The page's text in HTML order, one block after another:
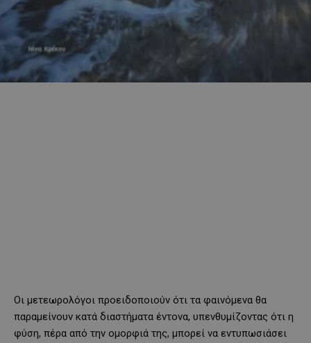
Οι μετεωρολόγοι προειδοποιούν ότι τα φαινόμενα θα
παραμείνουν κατά διαστήματα έντονα, υπενθυμίζοντας ότι η
φύση, πέρα από την ομορφιά της, μπορεί να εντυπωσιάσει